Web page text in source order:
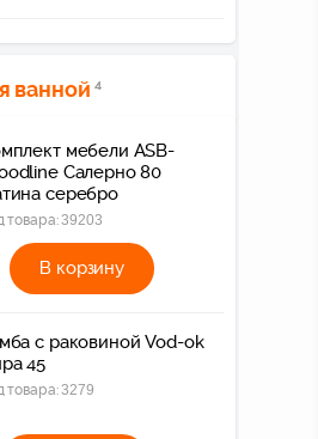
ванной 4
мебели ASB-
Салерно 80
серебро
товара:39203
В корзину
с раковиной Vod-ok
45
товара:3279